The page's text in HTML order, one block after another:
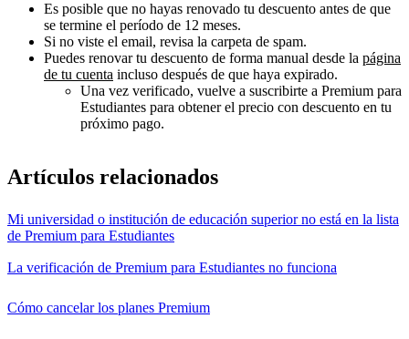
Es posible que no hayas renovado tu descuento antes de que
se termine el período de 12 meses.
Si no viste el email, revisa la carpeta de spam.
Puedes renovar tu descuento de forma manual desde la página
de tu cuenta incluso después de que haya expirado.
Una vez verificado, vuelve a suscribirte a Premium para
Estudiantes para obtener el precio con descuento en tu
próximo pago.
Artículos relacionados
Mi universidad o institución de educación superior no está en la lista
de Premium para Estudiantes
La verificación de Premium para Estudiantes no funciona
Cómo cancelar los planes Premium